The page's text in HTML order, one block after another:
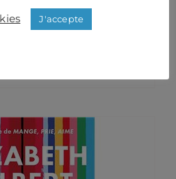
Laure Manel
J'accepte